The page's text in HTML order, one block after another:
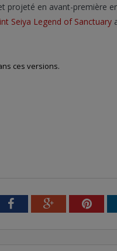
projeté en avant-première
Seiya Legend of Sanctuary
ces versions.
FacebookGoogle+